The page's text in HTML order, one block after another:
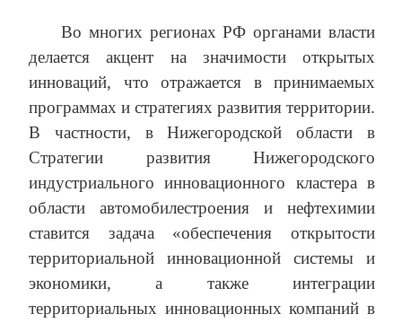
Во многих регионах РФ органами власти
делается акцент на значимости открытых
инноваций, что отражается в принимаемых
программах и стратегиях развития территории.
В частности, в Нижегородской области в
Стратегии развития Нижегородского
индустриального инновационного кластера в
области автомобилестроения и нефтехимии
ставится задача «обеспечения открытости
территориальной инновационной системы и
экономики, а также интеграции
территориальных инновационных компаний в